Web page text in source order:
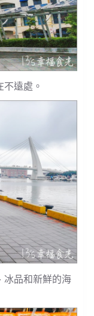
遠處。
冰品和新鮮的海